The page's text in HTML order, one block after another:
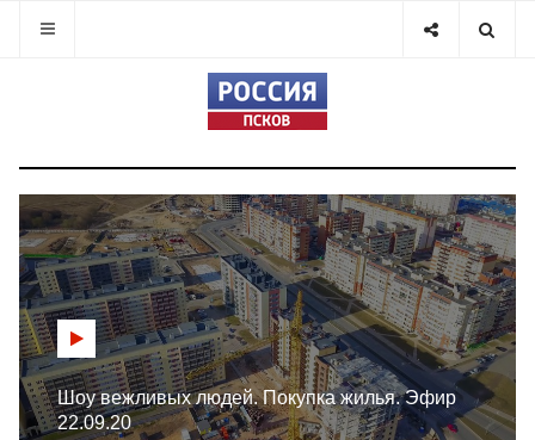
Шоу вежливых людей. Покупка жилья. Эфир
22.09.20